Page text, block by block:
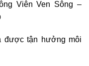
Viên Ven Sông –
được tận hưởng môi